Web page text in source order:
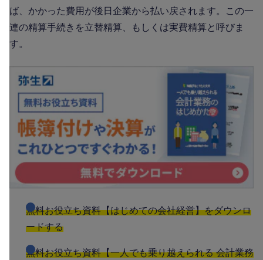
ば、かかった費用が後日企業から払い戻されます。この一
連の精算手続きを立替精算、もしくは実費精算と呼びま
す。
無料お役立ち資料【はじめての会社経営】をダウンロ
ードする
無料お役立ち資料【一人でも乗り越えられる 会計業務